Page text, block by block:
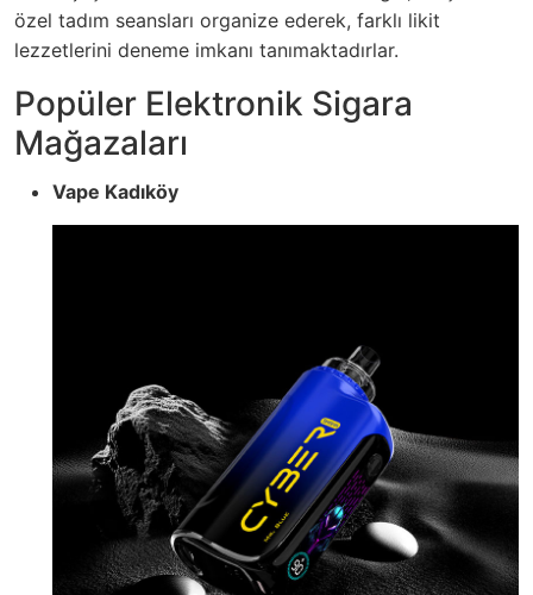
özel tadım seansları organize ederek, farklı likit
lezzetlerini deneme imkanı tanımaktadırlar.
Popüler Elektronik Sigara
Mağazaları
Vape Kadıköy